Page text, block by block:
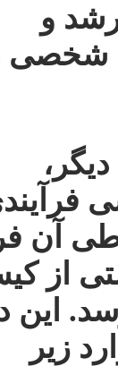
و
آن
از
زیر